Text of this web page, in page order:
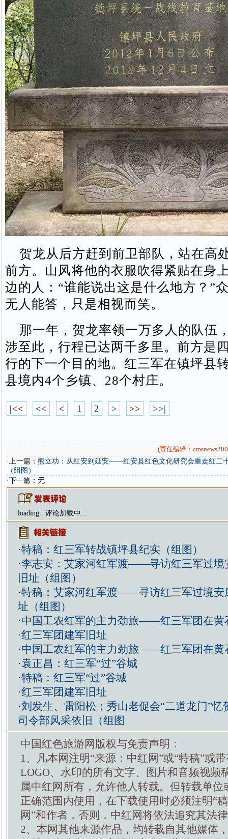
贺龙从后方赶到前卫部队，站在高
前方。山风将他的衣服吹得紧贴在身
边的人：“谁能说出这是什么地方？”
无人能答，只是相视而笑。
那一年，贺龙率领一万多人的队伍
涉至此，行程已达两千多里。前方是
行的下一个目的地。红三军在镇坪县
县境内4个乡镇、28个村庄。
|<< << < 1 2 > >> >>|
(责任编辑：
·上一篇： 熊立功：从红安到延安——红安县红色文化研究会重走红二
（组图）
·下一篇：无
loading...评论加载中...
·特稿：红三军转战镇坪县纪实（组图）
·李志安：艾家河红军渡——寻访红三军过境
旧址（组图）
·特稿：艾家河红军渡——寻访红三军过境安
址（组图）
·中国工农红军的主力劲旅——红三军团在黄
·红三军团建军旧址
·中国工农红军的主力劲旅——红三军团在黄
·袁正昌：红三军“过”谷城
·特稿：红三军“过”谷城
·红三军团建军旧址
·刘发生、雷阳松：秀山老促会“二道龙门”
司令部风采依旧（组图
中国红色旅游网版权与免责声明：
1、凡本网注明“来源：中红网”或“特稿”或
LOGO、水印的所有文字、图片和音频视频
属中红网所有，允许他人转载。但转载单位
正确范围内使用，在下载使用时必须注明“
网”和作者，否则，中红网将依法追究其法
2、本网其他来源作品，均转载自其他媒体